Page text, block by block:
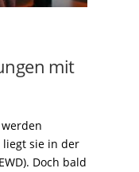
mit
werden
sie in der
Doch bald